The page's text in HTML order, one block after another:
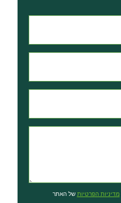
מדיניות הפרטיות של האתר